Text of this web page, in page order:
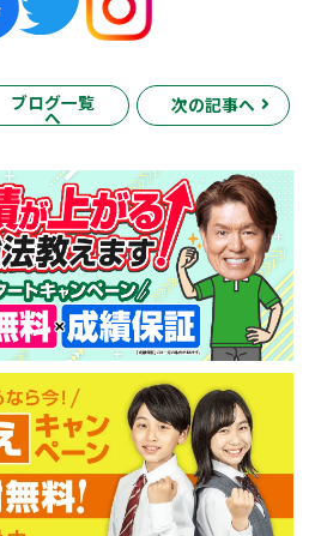
ブログ一覧
へ
次の記事へ